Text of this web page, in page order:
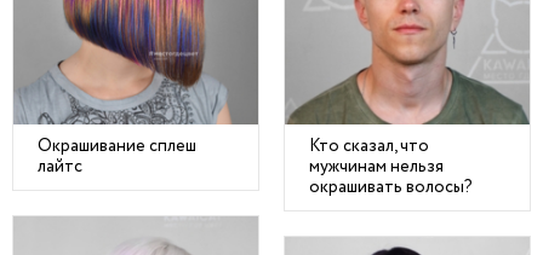
Окрашивание сплеш
лайтс
Кто сказал, что
мужчинам нельзя
окрашивать волосы?